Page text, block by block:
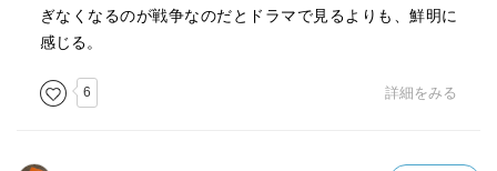
ぎなくなるのが戦争なのだとドラマで見るよりも、鮮明に
感じる。
6 詳細をみる